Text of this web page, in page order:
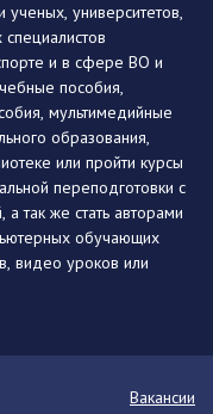
ученых, университетов,
и в сфере ВО и
пособия,
мультимедийные
образования,
или пройти курсы
переподготовки с
так же стать авторами
обучающих
видео уроков или
Вакансии